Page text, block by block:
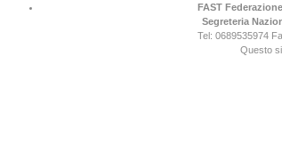
FAST
Segreteria
Tel: 0689535974
Questo